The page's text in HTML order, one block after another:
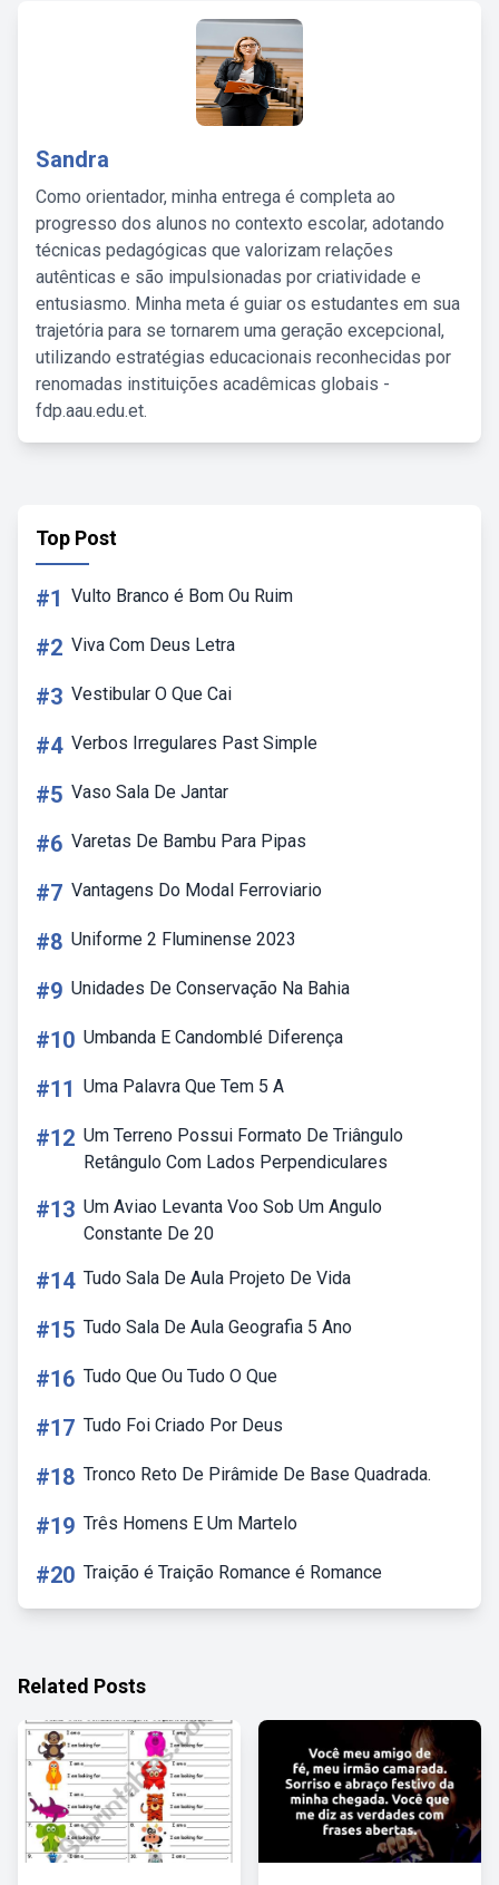
Sandra
Como orientador, minha entrega é completa ao
progresso dos alunos no contexto escolar, adotando
técnicas pedagógicas que valorizam relações
autênticas e são impulsionadas por criatividade e
entusiasmo. Minha meta é guiar os estudantes em sua
trajetória para se tornarem uma geração excepcional,
utilizando estratégias educacionais reconhecidas por
renomadas instituições acadêmicas globais -
fdp.aau.edu.et.
Top Post
#1 Vulto Branco é Bom Ou Ruim
#2 Viva Com Deus Letra
#3 Vestibular O Que Cai
#4 Verbos Irregulares Past Simple
#5 Vaso Sala De Jantar
#6 Varetas De Bambu Para Pipas
#7 Vantagens Do Modal Ferroviario
#8 Uniforme 2 Fluminense 2023
#9 Unidades De Conservação Na Bahia
#10 Umbanda E Candomblé Diferença
#11 Uma Palavra Que Tem 5 A
#12 Um Terreno Possui Formato De Triângulo
Retângulo Com Lados Perpendiculares
#13 Um Aviao Levanta Voo Sob Um Angulo
Constante De 20
#14 Tudo Sala De Aula Projeto De Vida
#15 Tudo Sala De Aula Geografia 5 Ano
#16 Tudo Que Ou Tudo O Que
#17 Tudo Foi Criado Por Deus
#18 Tronco Reto De Pirâmide De Base Quadrada.
#19 Três Homens E Um Martelo
#20 Traição é Traição Romance é Romance
Related Posts